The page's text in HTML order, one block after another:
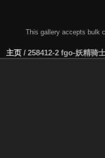
This gallery accepts bulk
主页 / 258412-2 fgo-妖精骑